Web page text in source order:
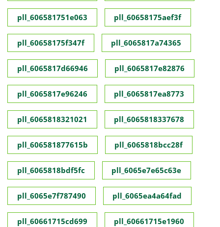
pll_606581751e063 pll_60658175aef3f
pll_60658175f347f pll_6065817a74365
pll_6065817d66946 pll_6065817e82876
pll_6065817e96246 pll_6065817ea8773
pll_6065818321021 pll_6065818337678
pll_606581877615b pll_6065818bcc28f
pll_6065818bdf5fc pll_6065e7e65c63e
pll_6065e7f787490 pll_6065ea4a64fad
pll_60661715cd699 pll_60661715e1960